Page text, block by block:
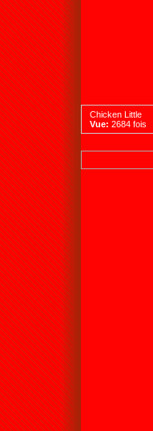
Chicken Little
Vue: 2684 fois